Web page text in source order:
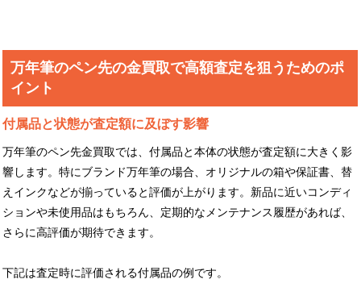
万年筆のペン先の金買取で高額査定を狙うためのポ
イント
付属品と状態が査定額に及ぼす影響
万年筆のペン先金買取では、付属品と本体の状態が査定額に大きく影
響します。特にブランド万年筆の場合、オリジナルの箱や保証書、替
えインクなどが揃っていると評価が上がります。新品に近いコンディ
ションや未使用品はもちろん、定期的なメンテナンス履歴があれば、
さらに高評価が期待できます。
下記は査定時に評価される付属品の例です。